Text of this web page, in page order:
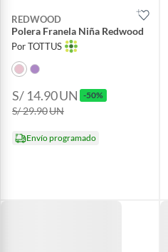
REDWOOD
Polera Franela Niña Redwood
Por TOTTUS
S/ 14.90UN -50%
S/ 29.90UN
Envío programado